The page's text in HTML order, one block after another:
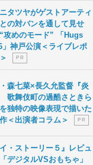
タツヤがゲストアーティ
の対バンを通して見せ
攻めのモード” 「Hugs
」神戸公演＜ライブレポ
P R
森七菜×長久允監督『炎
歌舞伎町の過酷さときら
独特の映像表現で描いた
＜出演者コラム＞
P R
イ・ストーリー５』レビュ
デジタルVSおもちゃ」